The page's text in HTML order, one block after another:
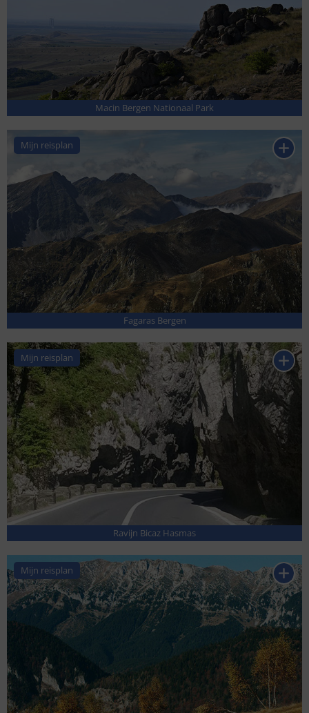
Macin Bergen Nationaal Park
Mijn reisplan
Fagaras Bergen
Mijn reisplan
Ravijn Bicaz Hasmas
Mijn reisplan